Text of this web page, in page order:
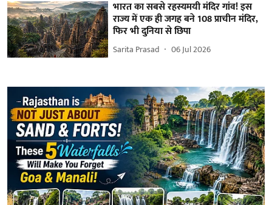
भारत का सबसे रहस्यमयी मंदिर गांव! इस
राज्य में एक ही जगह बने 108 प्राचीन मंदिर,
फिर भी दुनिया से छिपा
Sarita Prasad 06 Jul 2026